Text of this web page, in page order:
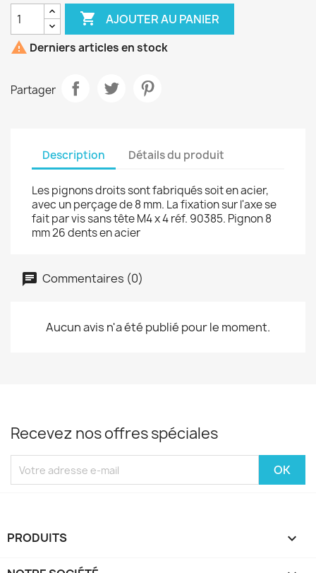
 AJOUTER AU PANIER
 Derniers articles en stock
Partager
Description Détails du produit
Les pignons droits sont fabriqués soit en acier,
avec un perçage de 8 mm. La fixation sur l'axe se
fait par vis sans tête M4 x 4 réf. 90385. Pignon 8
mm 26 dents en acier
Commentaires (0)
Aucun avis n'a été publié pour le moment.
Recevez nos offres spéciales
PRODUITS 